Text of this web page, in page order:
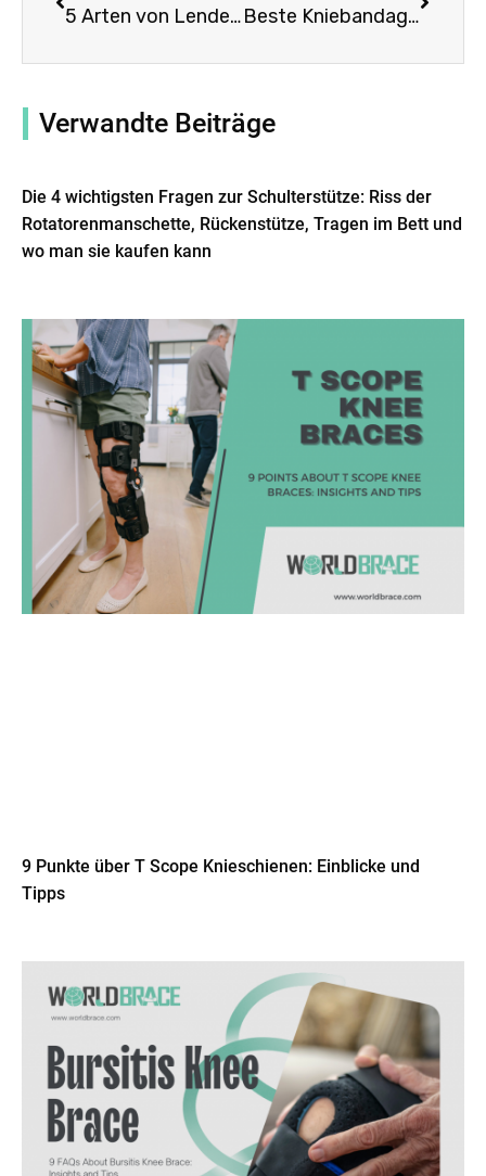
5 Arten von Lendenschmerzen: Unterstützung des unteren Rückens, die Sie bankrott machen kann Beste Kniebandagen für Knie
Verwandte Beiträge
Die 4 wichtigsten Fragen zur Schulterstütze: Riss der
Rotatorenmanschette, Rückenstütze, Tragen im Bett und
wo man sie kaufen kann
9 Punkte über T Scope Knieschienen: Einblicke und
Tipps